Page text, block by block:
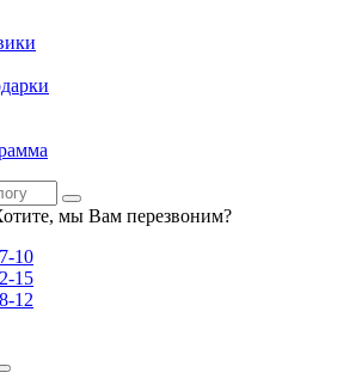
мы Вам перезвоним?
10
15
12